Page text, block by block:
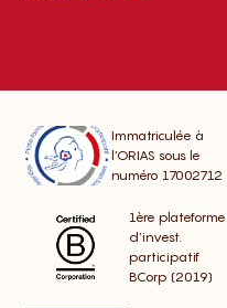
Immatriculée à
l’ORIAS sous le
numéro 17002712
1ère plateforme
d’invest.
participatif
BCorp (2019)